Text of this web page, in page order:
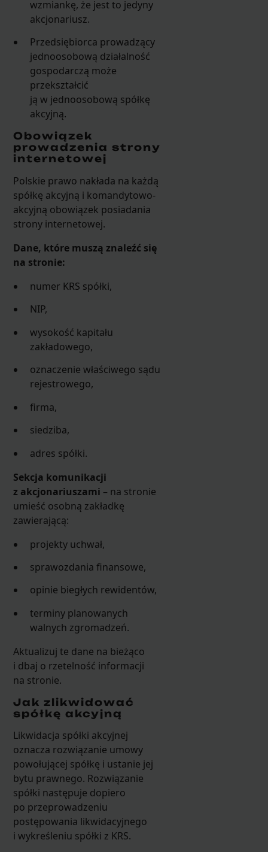
wzmiankę, że jest to jedyny
akcjonariusz.
Przedsiębiorca prowadzący
jednoosobową działalność
gospodarczą może
przekształcić
ją w jednoosobową spółkę
akcyjną.
Obowiązek
prowadzenia strony
internetowej
Polskie prawo nakłada na każdą
spółkę akcyjną i komandytowo-
akcyjną obowiązek posiadania
strony internetowej.
Dane, które muszą znaleźć się
na stronie:
numer KRS spółki,
NIP,
wysokość kapitału
zakładowego,
oznaczenie właściwego sądu
rejestrowego,
firma,
siedziba,
adres spółki.
Sekcja komunikacji
z akcjonariuszami – na stronie
umieść osobną zakładkę
zawierającą:
projekty uchwał,
sprawozdania finansowe,
opinie biegłych rewidentów,
terminy planowanych
walnych zgromadzeń.
Aktualizuj te dane na bieżąco
i dbaj o rzetelność informacji
na stronie.
Jak zlikwidować
spółkę akcyjną
Likwidacja spółki akcyjnej
oznacza rozwiązanie umowy
powołującej spółkę i ustanie jej
bytu prawnego. Rozwiązanie
spółki następuje dopiero
po przeprowadzeniu
postępowania likwidacyjnego
i wykreśleniu spółki z KRS.